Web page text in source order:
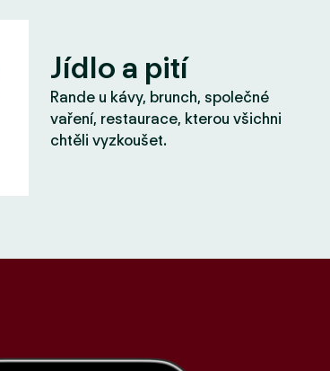
Jídlo a pití
Rande u kávy, brunch, společné
vaření, restaurace, kterou všichni
chtěli vyzkoušet.